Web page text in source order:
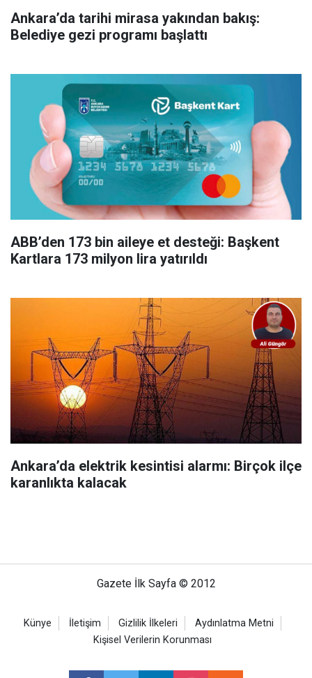
Ankara’da tarihi mirasa yakından bakış:
Belediye gezi programı başlattı
ABB’den 173 bin aileye et desteği: Başkent
Kartlara 173 milyon lira yatırıldı
Ankara’da elektrik kesintisi alarmı: Birçok ilçe
karanlıkta kalacak
Gazete İlk Sayfa © 2012
Künye İletişim Gizlilik İlkeleri
Aydınlatma Metni
Kişisel Verilerin Korunması